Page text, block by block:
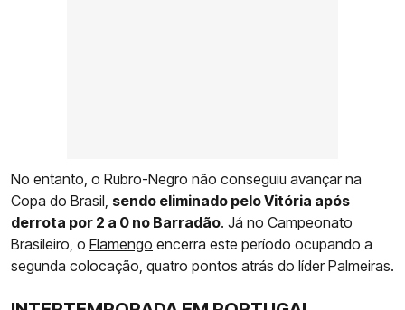
No entanto, o Rubro-Negro não conseguiu avançar na
Copa do Brasil, sendo eliminado pelo Vitória após
derrota por 2 a 0 no Barradão. Já no Campeonato
Brasileiro, o Flamengo encerra este período ocupando a
segunda colocação, quatro pontos atrás do líder Palmeiras.